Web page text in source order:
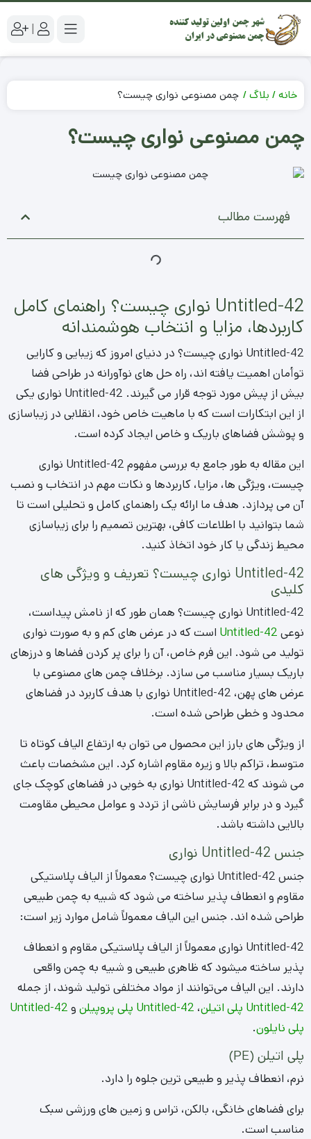
|
خانه بلاگ چمن مصنوعی نواری چیست؟
چمن مصنوعی نواری چیست؟
فهرست مطالب
Untitled-42 نواری چیست؟ راهنمای کامل
کاربردها، مزایا و انتخاب هوشمندانه
Untitled-42 نواری چیست؟ در دنیای امروز که زیبایی و کارایی
توأمان اهمیت یافته اند، راه حل های نوآورانه در طراحی فضا
بیش از پیش مورد توجه قرار می گیرند. Untitled-42 نواری یکی
از این ابتکارات است که با ماهیت خاص خود، انقلابی در زیباسازی
و پوشش فضاهای باریک و خاص ایجاد کرده است.
این مقاله به طور جامع به بررسی مفهوم Untitled-42 نواری
چیست، ویژگی ها، مزایا، کاربردها و نکات مهم در انتخاب و نصب
آن می پردازد. هدف ما ارائه یک راهنمای کامل و تحلیلی است تا
شما بتوانید با اطلاعات کافی، بهترین تصمیم را برای زیباسازی
محیط زندگی یا کار خود اتخاذ کنید.
Untitled-42 نواری چیست؟ تعریف و ویژگی های
کلیدی
Untitled-42 نواری چیست؟ همان طور که از نامش پیداست،
نوعی Untitled-42 است که در عرض های کم و به صورت نواری
تولید می شود. این فرم خاص، آن را برای پر کردن فضاها و درزهای
باریک بسیار مناسب می سازد. برخلاف چمن های مصنوعی با
عرض های پهن، Untitled-42 نواری با هدف کاربرد در فضاهای
محدود و خطی طراحی شده است.
از ویژگی های بارز این محصول می توان به ارتفاع الیاف کوتاه تا
متوسط، تراکم بالا و زیره مقاوم اشاره کرد. این مشخصات باعث
می شوند که Untitled-42 نواری به خوبی در فضاهای کوچک جای
گیرد و در برابر فرسایش ناشی از تردد و عوامل محیطی مقاومت
بالایی داشته باشد.
جنس Untitled-42 نواری
جنس Untitled-42 نواری چیست؟ معمولاً از الیاف پلاستیکی
مقاوم و انعطاف پذیر ساخته می شود که شبیه به چمن طبیعی
طراحی شده اند. جنس این الیاف معمولاً شامل موارد زیر است:
Untitled-42 نواری معمولاً از الیاف پلاستیکی مقاوم و انعطاف
پذیر ساخته میشود که ظاهری طبیعی و شبیه به چمن واقعی
دارند. این الیاف می‌توانند از مواد مختلفی تولید شوند، از جمله
Untitled-42 پلی اتیلن
، Untitled-42 پلی پروپیلن و Untitled-42
پلی نایلون.
پلی اتیلن (PE)
نرم، انعطاف پذیر و طبیعی ترین جلوه را دارد.
برای فضاهای خانگی، بالکن، تراس و زمین های ورزشی سبک
مناسب است.